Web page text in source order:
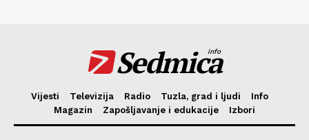
Sedmica
info
Vijesti Televizija Radio Tuzla, grad i ljudi
Info
Magazin
Zapošljavanje i edukacije Izbori